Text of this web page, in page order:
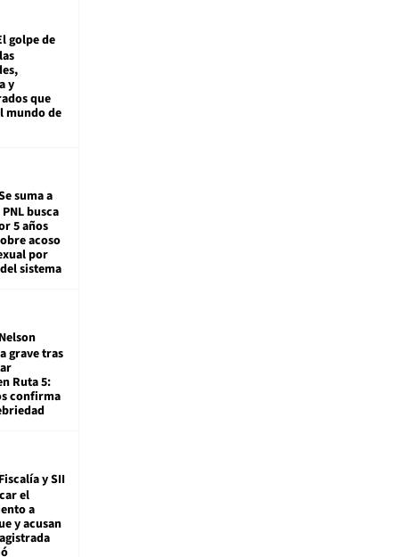
golpe de
y
que
mundo de
suma a
busca
5 años
acoso
por
sistema
Nelson
grave tras
Ruta 5:
confirma
Fiscalía y SII
el
a
y acusan